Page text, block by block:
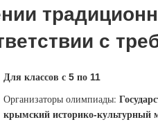
с
Для классов с 5по 11
Организаторы олимпиады:
крымский историко-культурный